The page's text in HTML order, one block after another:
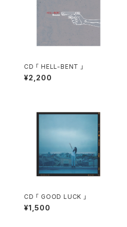
CD 「 HELL-BENT 」
¥2,200
CD 「 GOOD LUCK 」
¥1,500